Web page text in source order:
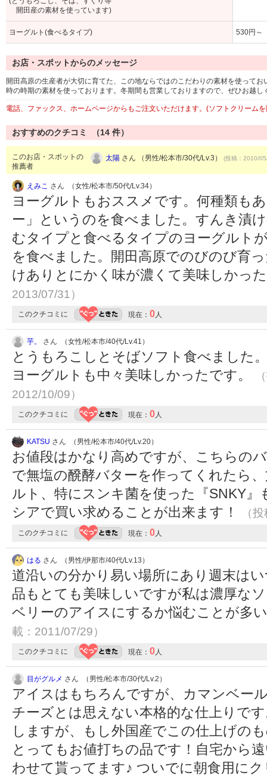
開田産の素材を使っています)
ヨーグルト(食べるタイプ) 530円～
お店・スポットからのメッセージ
開田高原の生産者が大切に育てた、この地ならではのこだわりの素材を使って
時の時期の素材を使っております。冬期間も営業しておりますので、ぜひお越し
電話、ファックス、ホームページからもご注文いただけます。(ソフトクリーム
おすすめのクチコミ （14 件）
このお店・スポットの
推薦者
太陽 さん （男性/松本市/30代/Lv.3） (投稿：2010/
えみこ さん （女性/松本市/50代/Lv.34）
ヨーグルトもおススメです。何種類も
ー」というのを食べました。すんき漬
むタイプと食べるタイプのヨーグルト
を食べました。開田高原でのびのび育
けありとにかく味が濃くて美味しかっ
2013/07/31）
このクチコミに 現在： 0人
芋。 さん （女性/松本市/40代/Lv.41）
とうもろこしとそばソフト食べました
ヨーグルトも中々美味しかったです。
2012/10/09）
このクチコミに 現在： 0人
KATSU さん （男性/松本市/40代/Lv.20）
お値段はかなり高めですが、こちらの
で無塩の醗酵バターを作ってくれたら
ルト、特にスンキ菌を使った『SNKY
シアで買い求めることが出来ます！
（
このクチコミに 現在： 0人
はる さん （男性/伊那市/40代/Lv.13）
道沿いの分かり易い場所にあり週末は
品もとても美味しいですが私は濃厚な
ベリーのアイスにするか悩むことが多
載：2011/07/29）
このクチコミに 現在： 0人
目がグルメ さん （男性/松本市/30代/Lv.2）
アイスはもちろんですが、カマンベー
チーズとは思えない本格的な仕上りで
しますが、もし外国産でこの仕上げの
とってもお値打ちの品です！自宅から
わせて貰ってます♪ ついでに朝食用に